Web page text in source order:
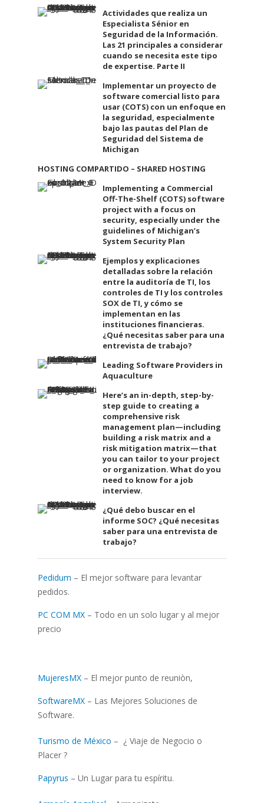
Actividades que realiza un
Especialista Sénior en
Seguridad de la Información.
Las 21 principales a considerar
cuando se necesita este tipo
de expertise. Parte II
Implementar un proyecto de
software comercial listo para
usar (COTS) con un enfoque en
la seguridad, especialmente
bajo las pautas del Plan de
Seguridad del Sistema de
Michigan
HOSTING COMPARTIDO – SHARED HOSTING
Implementing a Commercial
Off-The-Shelf (COTS) software
project with a focus on
security, especially under the
guidelines of Michigan’s
System Security Plan
Ejemplos y explicaciones
detalladas sobre la relación
entre la auditoría de TI, los
controles de TI y los controles
SOX de TI, y cómo se
implementan en las
instituciones financieras.
¿Qué necesitas saber para una
entrevista de trabajo?
Leading Software Providers in
Aquaculture
Here’s an in-depth, step-by-
step guide to creating a
comprehensive risk
management plan—including
building a risk matrix and a
risk mitigation matrix—that
you can tailor to your project
or organization. What do you
need to know for a job
interview.
¿Qué debo buscar en el
informe SOC? ¿Qué necesitas
saber para una entrevista de
trabajo?
Pedidum – El mejor software para levantar
pedidos.
PC COM MX – Todo en un solo lugar y al mejor
precio
MujeresMX – El mejor punto de reuniòn,
SoftwareMX – Las Mejores Soluciones de
Software.
Turismo de México – ¿ Viaje de Negocio o
Placer ?
Papyrus – Un Lugar para tu espíritu.